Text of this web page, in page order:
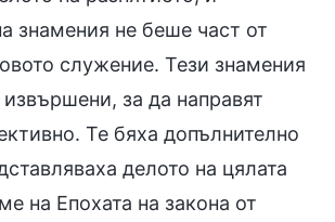
знамения не беше част от
служение. Тези знамения
за да направят
Те бяха допълнително
делото на цялата
на Епохата на закона от